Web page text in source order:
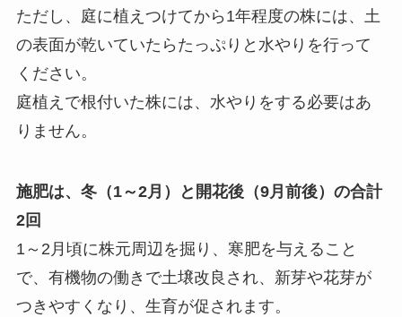
ただし、庭に植えつけてから1年程度の株には、土
の表面が乾いていたらたっぷりと水やりを行って
ください。
庭植えで根付いた株には、水やりをする必要はあ
りません。
施肥は、冬（1～2月）と開花後（9月前後）の合計
2回
1～2月頃に株元周辺を掘り、寒肥を与えること
で、有機物の働きで土壌改良され、新芽や花芽が
つきやすくなり、生育が促されます。